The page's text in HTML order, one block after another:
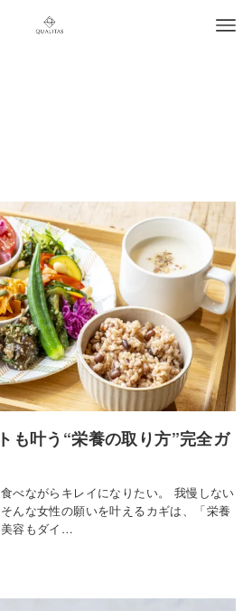
も叶う“栄養の取り方”完全ガ
べながらキレイになりたい。 我慢しない
んな女性の願いを叶えるカギは、「栄養
容もダイ…